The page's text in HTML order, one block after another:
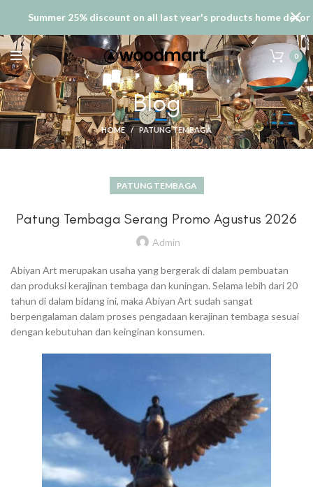
0
Blog
HOME PATUNG TEMBAGA
PATUNG TEMBAGA
Patung Tembaga Serang Promo Agustus 2026
Admin
Abiyan Art merupakan usaha yang bergerak di dalam pembuatan
dan produksi kerajinan tembaga dan kuningan. Selama lebih dari 20
tahun di dalam bidang ini, maka Abiyan Art sudah sangat
berpengalaman dalam proses pengadaan kerajinan tembaga sesuai
dengan kebutuhan dan keinginan konsumen.
Summer 25% discount on all last year's products home decor